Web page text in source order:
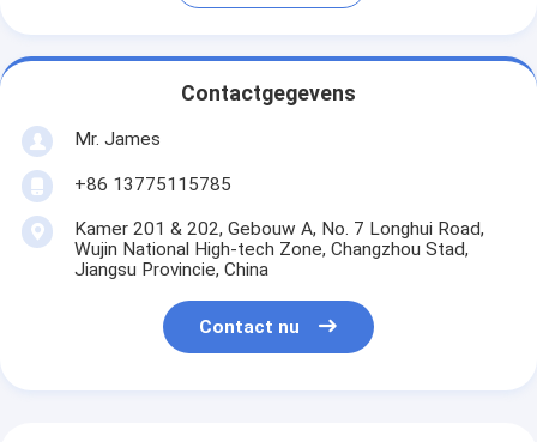
Contactgegevens
Mr. James
+86 13775115785
Kamer 201 & 202, Gebouw A, No. 7 Longhui Road,
Wujin National High-tech Zone, Changzhou Stad,
Jiangsu Provincie, China
Contact nu